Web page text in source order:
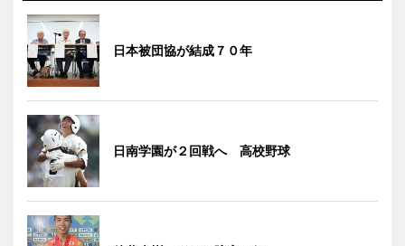
日本被団協が結成７０年
日南学園が２回戦へ 高校野球